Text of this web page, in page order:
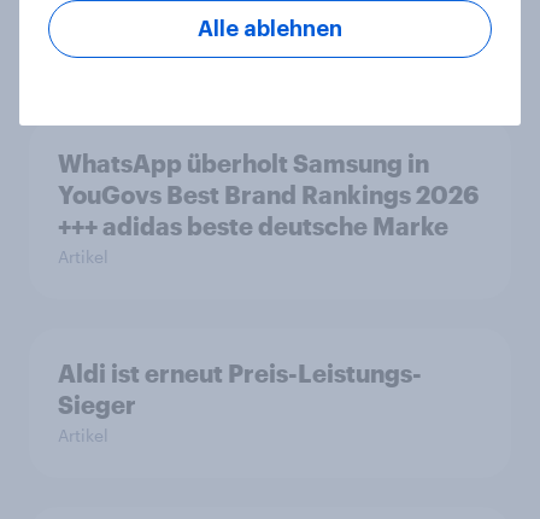
2025
Artikel
WhatsApp überholt Samsung in
YouGovs Best Brand Rankings 2026
+++ adidas beste deutsche Marke
Artikel
Aldi ist erneut Preis-Leistungs-
Sieger
Artikel
Alle ablehnen